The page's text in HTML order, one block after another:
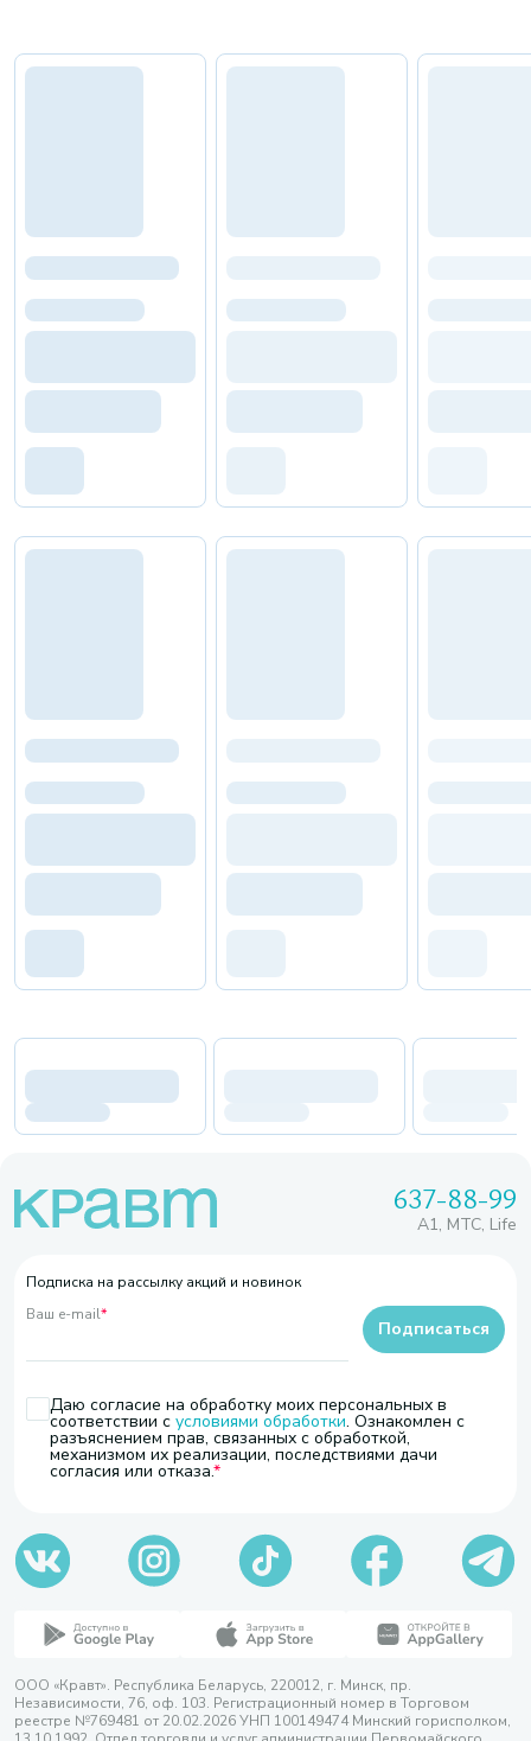
637-88-99
A1, МТС, Life
Подписка на рассылку акций и новинок
Ваш e-mail*
Даю согласие на обработку моих персональных в
соответствии с условиями обработки. Ознакомлен с
разъяснением прав, связанных с обработкой,
механизмом их реализации, последствиями дачи
согласия или отказа.
Подписаться
ООО «Кравт». Республика Беларусь, 220012, г. Минск, пр.
Независимости, 76, оф. 103. Регистрационный номер в Торговом
реестре №769481 от 20.02.2026 УНП 100149474 Минский горисполком,